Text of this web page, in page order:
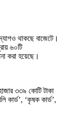
থাকছে বাজেটে।
৬০টি
করা হয়েছে।
৩৩৯ কোটি টাকা
কার্ড’, ‘কৃষক কার্ড’,